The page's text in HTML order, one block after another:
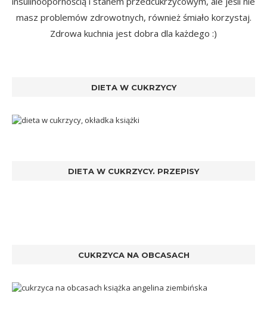
masz problemów zdrowotnych, również śmiało korzystaj.
Zdrowa kuchnia jest dobra dla każdego :)
DIETA W CUKRZYCY
DIETA W CUKRZYCY. PRZEPISY
CUKRZYCA NA OBCASACH